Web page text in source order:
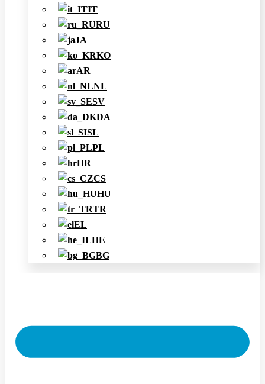
IT
RU
JA
KO
AR
NL
SV
DA
SL
PL
HR
CS
HU
TR
EL
HE
BG